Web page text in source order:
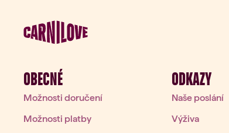
OBECNÉ
Možnosti doručení
Možnosti platby
ODKAZY
Naše poslání
Výživa